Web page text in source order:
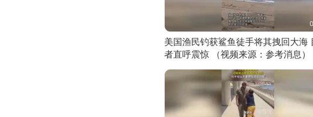
美国渔民钓获鲨鱼徒手将其拽回大海
者直呼震惊 （视频来源：参考消息）